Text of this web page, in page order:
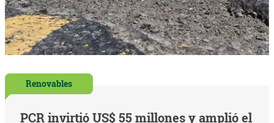
Renovables
PCR invirtió US$ 55 millones y amplió el